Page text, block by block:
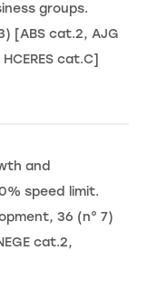
groups.
[ABS cat.2, AJG
cat.C]
and
speed limit.
36 (n° 7)
cat.2,